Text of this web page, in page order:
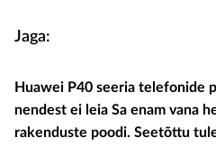
Jaga:
Huawei P40 seeria telefonide
nendest ei leia Sa enam vana
rakenduste poodi. Seetõttu